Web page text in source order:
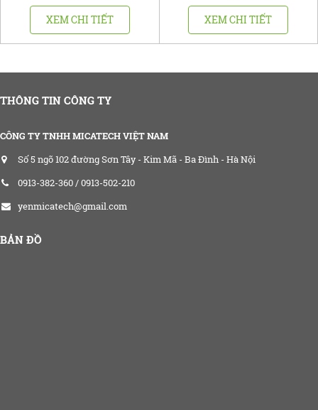
XEM CHI TIẾT XEM CHI TIẾT
THÔNG TIN CÔNG TY
CÔNG TY TNHH MICATECH VIỆT NAM
Số 5 ngõ 102 đường Sơn Tây - Kim Mã - Ba Đình - Hà Nội
0913-382-360 / 0913-502-210
yenmicatech@gmail.com
BẢN ĐỒ